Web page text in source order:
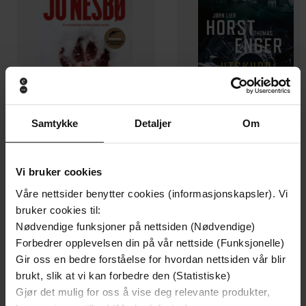
Samtykke Detaljer Om
Vi bruker cookies
Våre nettsider benytter cookies (informasjonskapsler). Vi
bruker cookies til:
Nødvendige funksjoner på nettsiden (Nødvendige)
Forbedrer opplevelsen din på vår nettside (Funksjonelle)
Gir oss en bedre forståelse for hvordan nettsiden vår blir
brukt, slik at vi kan forbedre den (Statistiske)
Gjør det mulig for oss å vise deg relevante produkter,
199,-
Minnesota
Jo Nesbø
EBOK
Utskudd
Jørn Lier Horst
EBOK
Undertittel Book 1